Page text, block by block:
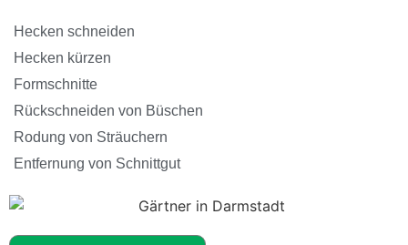
Hecken schneiden
Hecken kürzen
Formschnitte
Rückschneiden von Büschen
Rodung von Sträuchern
Entfernung von Schnittgut